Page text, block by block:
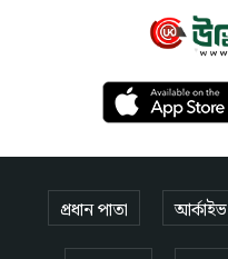
প্রধান পাতা আর্কাইভ